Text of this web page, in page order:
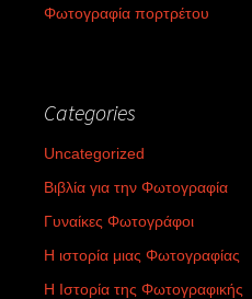
Φωτογραφία πορτρέτου
Categories
Uncategorized
Βιβλία για την Φωτογραφία
Γυναίκες Φωτογράφοι
Η ιστορία μιας Φωτογραφίας
Η Ιστορία της Φωτογραφικής